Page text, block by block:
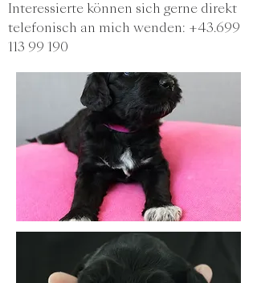
Interessierte können sich gerne direkt
telefonisch an mich wenden: +43.699
113 99 190